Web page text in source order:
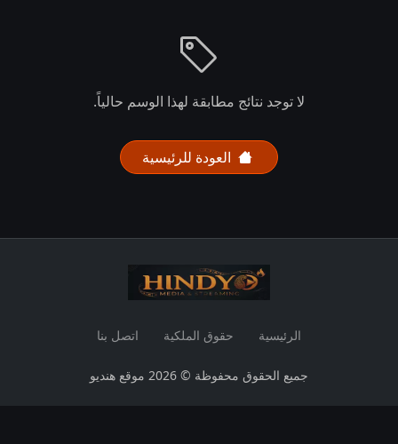
لا توجد نتائج مطابقة لهذا الوسم حالياً.
العودة للرئيسية
الرئيسية حقوق الملكية اتصل بنا
جميع الحقوق محفوظة © 2026 موقع هنديو